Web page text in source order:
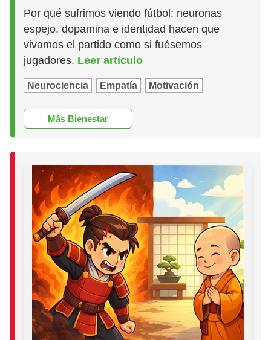
Por qué sufrimos viendo fútbol: neuronas
espejo, dopamina e identidad hacen que
vivamos el partido como si fuésemos
jugadores. Leer artículo
Neurociencia Empatía Motivación
Más Bienestar